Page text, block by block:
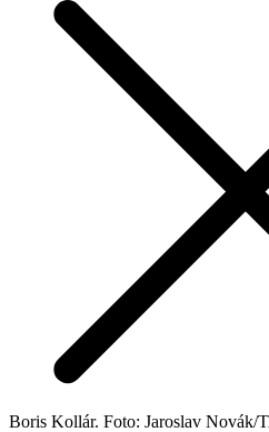
Boris Kollár. Foto: Jaroslav Novák/